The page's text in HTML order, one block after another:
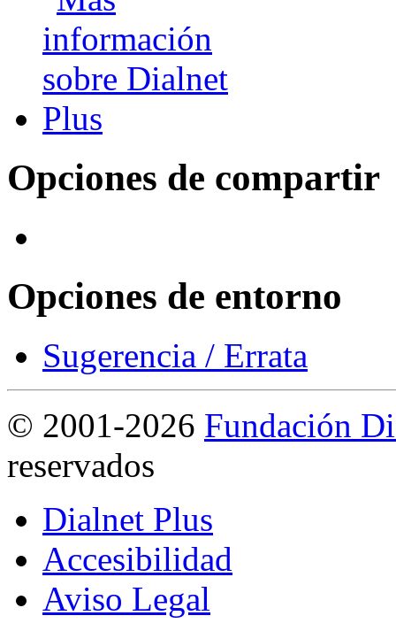
Opciones de compartir
Opciones de entorno
Sugerencia / Errata
© 2001-2026 Fundación
reservados
Dialnet Plus
Accesibilidad
Aviso Legal